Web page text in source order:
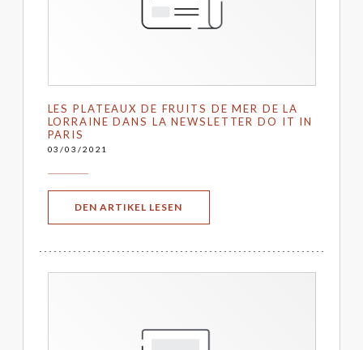
LES PLATEAUX DE FRUITS DE MER DE LA
LORRAINE DANS LA NEWSLETTER DO IT IN
PARIS
03/03/2021
DEN ARTIKEL LESEN